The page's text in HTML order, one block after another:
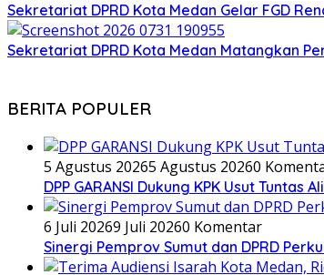
Sekretariat DPRD Kota Medan Gelar FGD
Sekretariat DPRD Kota Medan Matangkan
BERITA POPULER
5 Agustus 20265 Agustus 20260
DPP GARANSI Dukung KPK Usut
6 Juli 20269 Juli 20260 Komentar
Sinergi Pemprov Sumut dan DPRD